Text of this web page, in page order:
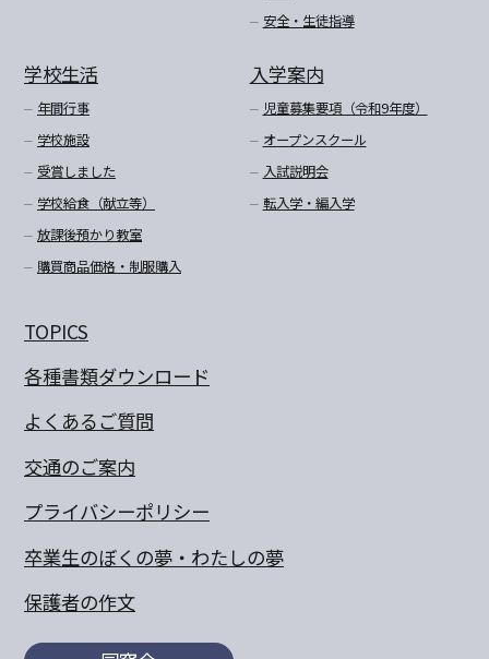
安全・生徒指導
学校生活
年間行事
学校施設
受賞しました
学校給食（献立等）
放課後預かり教室
購買商品価格・制服購入
入学案内
児童募集要項（令和9年度）
オープンスクール
入試説明会
転入学・編入学
TOPICS
各種書類ダウンロード
よくあるご質問
交通のご案内
プライバシーポリシー
卒業生のぼくの夢・わたしの夢
保護者の作文